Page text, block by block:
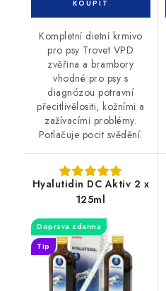
Kompletní dietní krmivo
pro psy Trovet VPD
zvěřina a brambory
vhodné pro psy s
diagnózou potravní
přecitlivělositi, kožními a
zažívacími problémy.
Potlačuje pocit svědění.
Hyalutidin DC Aktiv 2 x
125ml
Doprava zdarma
Tip